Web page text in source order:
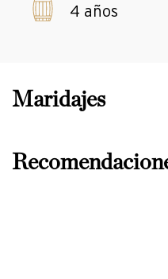
4 años